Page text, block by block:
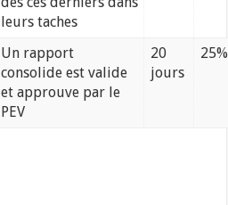
leurs taches
Un rapport
consolide est valide
et approuve par le
PEV
20
jours
25%